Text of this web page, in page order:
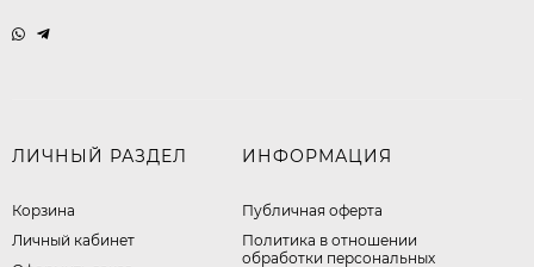
ЛИЧНЫЙ РАЗДЕЛ
Корзина
Личный кабинет
ИНФОРМАЦИЯ
Публичная оферта
​Политика в отношении
обработки персональных